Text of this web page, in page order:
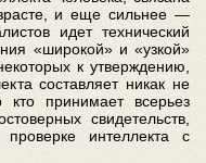
и еще сильнее —
идет технический
«широкой» и «узкой»
к утверждению,
составляет никак не
принимает всерьез
свидетельств,
интеллекта с